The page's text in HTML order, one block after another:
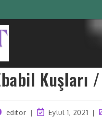
Kuşları
editor Eylül 1, 2021